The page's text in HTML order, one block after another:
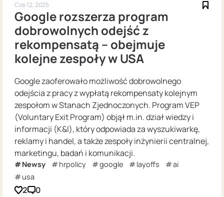
Cze 12, 2025
Google rozszerza program
dobrowolnych odejść z
rekompensatą – obejmuje
kolejne zespoły w USA
Google zaoferowało możliwość dobrowolnego
odejścia z pracy z wypłatą rekompensaty kolejnym
zespołom w Stanach Zjednoczonych. Program VEP
(Voluntary Exit Program) objął m.in. dział wiedzy i
informacji (K&I), który odpowiada za wyszukiwarkę,
reklamy i handel, a także zespoły inżynierii centralnej,
marketingu, badań i komunikacji.
Newsy hrpolicy google layoffs
ai
usa
2 0